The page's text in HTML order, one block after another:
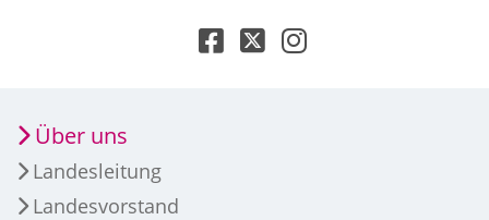
Über uns
Landesleitung
Landesvorstand